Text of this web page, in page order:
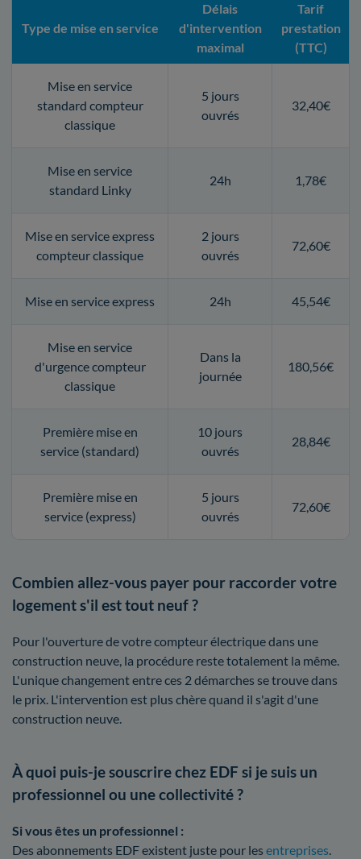
Type de mise en service
Délais
d'intervention
maximal
Tarif
prestation
(TTC)
Mise en service
standard compteur
classique
5 jours
ouvrés
32,40€
Mise en service
standard Linky
24h 1,78€
Mise en service express
compteur classique
2 jours
ouvrés
72,60€
Mise en service express 24h 45,54€
Mise en service
d'urgence compteur
classique
Dans la
journée
180,56€
Première mise en
service (standard)
10 jours
ouvrés
28,84€
Première mise en
service (express)
5 jours
ouvrés
72,60€
Combien allez-vous payer pour raccorder votre
logement s'il est tout neuf ?
Pour l'ouverture de votre compteur électrique dans une
construction neuve, la procédure reste totalement la même.
L'unique changement entre ces 2 démarches se trouve dans
le prix. L'intervention est plus chère quand il s'agit d'une
construction neuve.
À quoi puis-je souscrire chez EDF si je suis un
professionnel ou une collectivité ?
Si vous êtes un professionnel :
Des abonnements EDF existent juste pour les entreprises.